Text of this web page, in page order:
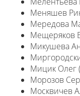
Меняшев
Мередова
Мещеряков
Микушева
Мицик Олег
Морозов
Москвичев